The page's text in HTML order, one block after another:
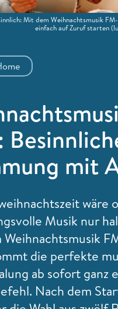
mit
wäre
Musik nur
die perfekte
ab sofort ganz
Nach dem
Mit dem Weihnachtsmusik
einfach auf Zuruf starten